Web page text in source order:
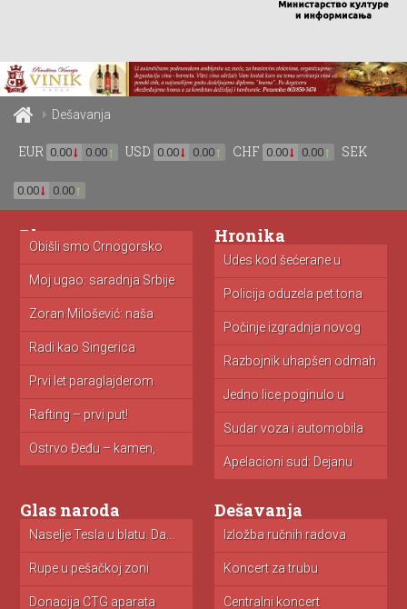
Dešavanja
EUR 0.00 0.00 USD 0.00 0.00 CHF 0.00 0.00 SEK
0.00 0.00
Blog
Obišli smo Crnogorsko
Moj ugao: saradnja Srbije
Zoran Milošević: naša
Radi kao Singerica
Prvi let paraglajderom
Rafting – prvi put!
Ostrvo Đeđu – kamen,
Hronika
Udes kod šećerane u
Policija oduzela pet tona
Počinje izgradnja novog
Razbojnik uhapšen odmah
Jedno lice poginulo u
Sudar voza i automobila
Apelacioni sud: Dejanu
Glas naroda
Naselje Tesla u blatu. Da...
Rupe u pešačkoj zoni
Donacija CTG aparata
Pitanja
Da li radi otvoreni bazen?
NIKADA NIŠTA TUĐE
Dešavanja
Izložba ručnih radova
Koncert za trubu
Centralni koncert